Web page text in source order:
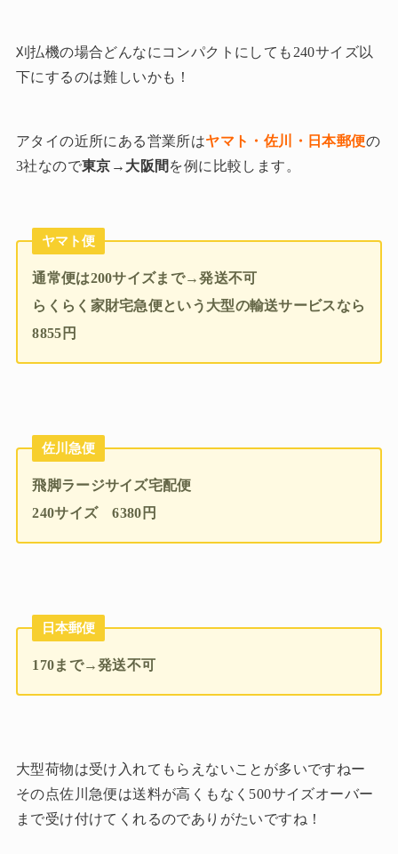
刈払機の場合どんなにコンパクトにしても240サイズ以
下にするのは難しいかも！
アタイの近所にある営業所はヤマト・佐川・日本郵便の
3社なので東京→大阪間 を例に比較します。
ヤマト便
通常便は200サイズまで→発送不可
らくらく家財宅急便という大型の輸送サービスなら
8855円
佐川急便
飛脚ラージサイズ宅配便
240サイズ 6380円
日本郵便
170まで→発送不可
大型荷物は受け入れてもらえないことが多いですねー
その点佐川急便は送料が高くもなく500サイズオーバー
まで受け付けてくれるのでありがたいですね！